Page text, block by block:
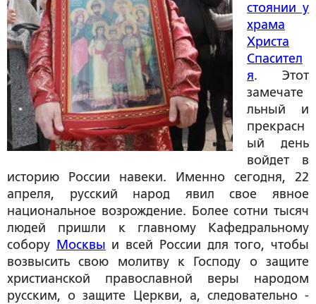
стоянии у
храма
Христа
Спасител
я. Этот
замечате
льный и
прекрасн
ый день
войдет в
историю России навеки. Именно сегодня, 22
апреля, русский народ явил свое явное
национальное возрождение. Более сотни тысяч
людей пришли к главному Кафедральному
собору Москвы и всей России для того, чтобы
возвысить свою молитву к Господу о защите
христианской православной веры народом
русским, о защите Церкви, а, следовательно -